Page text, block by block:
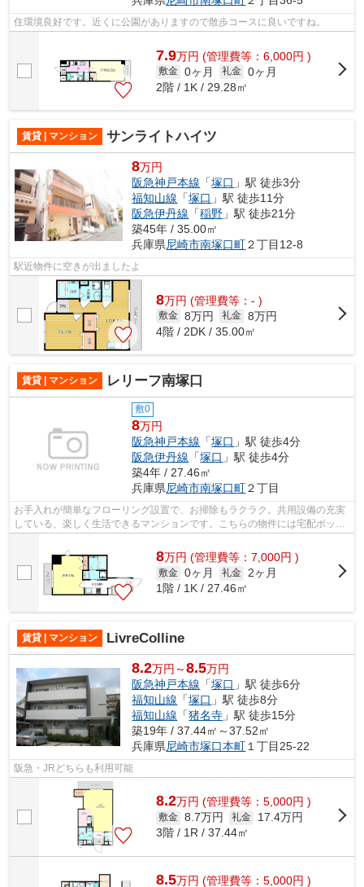
住環境良好です。近くに公園がありますので散歩コースに良いですね。
7.9万円 (管理費等：6,000円 )
敷金 0ヶ月 礼金 0ヶ月
2階 / 1K / 29.28㎡
賃貸 | マンション サンライトハイツ
8万円
阪急神戸本線 「塚口 」駅 徒歩3分
福知山線 「塚口 」駅 徒歩11分
阪急伊丹線 「稲野 」駅 徒歩21分
築45年 / 35.00㎡
兵庫県尼崎市南塚口町２丁目12-8
駅近物件に空きが出ましたよ
8万円 (管理費等：- )
敷金 8万円 礼金 8万円
4階 / 2DK / 35.00㎡
賃貸 | マンション レリーフ南塚口
敷0
8万円
阪急神戸本線 「塚口 」駅 徒歩4分
阪急伊丹線 「塚口 」駅 徒歩4分
築4年 / 27.46㎡
兵庫県尼崎市南塚口町２丁目
お手入れが簡単なフローリング設置で、お掃除もラクラク。共用設備の充実
している、楽しく生活できるマンションです。こちらの物件には宅配ボック
スがあります。阪急神戸本線塚口周辺...
8万円 (管理費等：7,000円 )
敷金 0ヶ月 礼金 2ヶ月
1階 / 1K / 27.46㎡
賃貸 | マンション LivreColline
8.2万円～8.5万円
阪急神戸本線 「塚口 」駅 徒歩6分
福知山線 「塚口 」駅 徒歩8分
福知山線 「猪名寺 」駅 徒歩15分
築19年 / 37.44㎡～37.52㎡
兵庫県尼崎市塚口本町 １丁目25-22
阪急・JRどちらも利用可能
8.2万円 (管理費等：5,000円 )
敷金 8.7万円 礼金
17.4万円
3階 / 1R / 37.44㎡
8.5万円 (管理費等：5,000円 )